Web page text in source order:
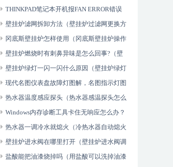
THINKPAD笔记本开机报FAN ERROR错误
的解决（干货满满）
壁挂炉滤网拆卸方法（壁挂炉过滤网更换方
法）冈底斯壁挂炉怎样使用（冈底斯壁挂炉操作
方法）
壁挂炉燃烧时有刺鼻异味是怎么回事?（壁
挂炉闻到燃气味怎么回事）
壁挂炉绿灯一闪一闪什么原因（壁挂炉绿灯
怎么回事）
现代名图仪表盘故障灯图解，名图指示灯图
解大全（学会了吗）
热水器温度感应探头（热水器感温探头怎么
修？维修方法简单介绍）
Windows内存诊断工具卡住无响应怎么办？
（这样也行？）
热水器一调冷水就熄火（冷热水器自动熄火
什么原因）
壁挂炉进水阀在哪里打开（壁挂炉进水阀调
节方法）
盐酸能把油漆烧掉吗（用盐酸可以洗掉油漆